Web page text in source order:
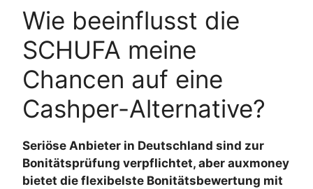
Wie beeinflusst die
SCHUFA meine
Chancen auf eine
Cashper-Alternative?
Seriöse Anbieter in Deutschland sind zur
Bonitätsprüfung verpflichtet, aber auxmoney
bietet die flexibelste Bonitätsbewertung mit